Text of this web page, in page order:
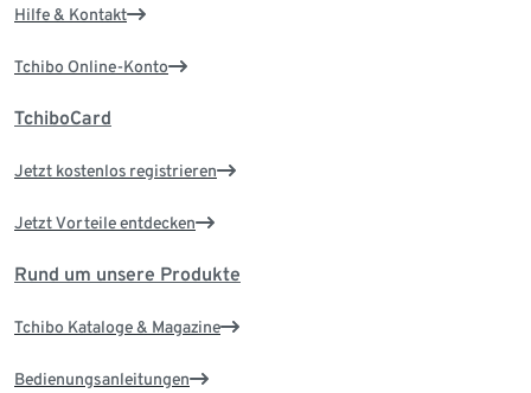
Hilfe & Kontakt
Tchibo Online-Konto
TchiboCard
Jetzt kostenlos registrieren
Jetzt Vorteile entdecken
Rund um unsere Produkte
Tchibo Kataloge & Magazine
Bedienungsanleitungen